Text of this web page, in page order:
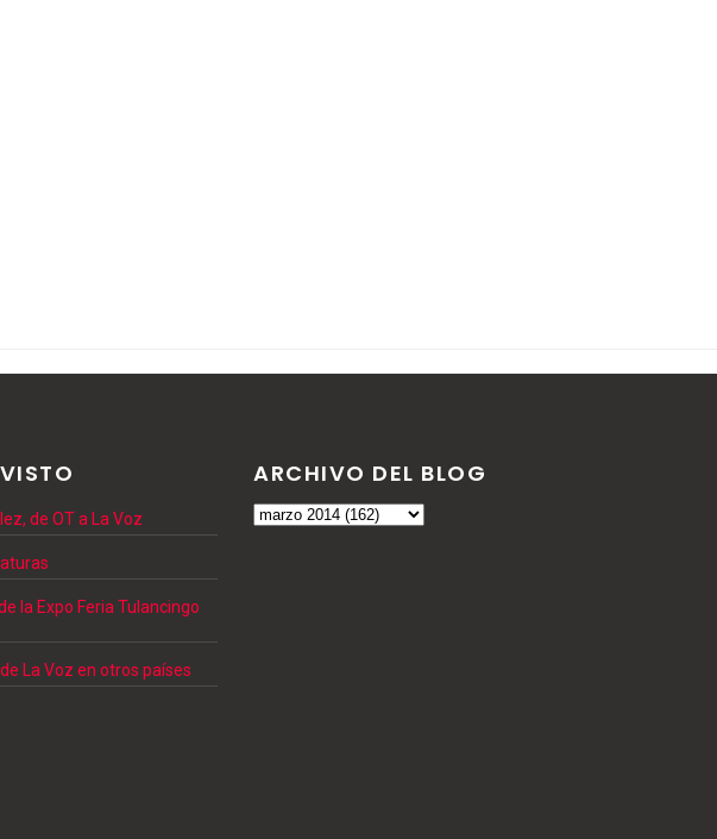
de OT a La Voz
la Expo Feria Tulancingo
de La Voz en otros países
ARCHIVO DEL BLOG